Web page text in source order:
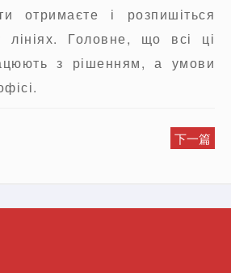
отримаєте і розпишіться
лініях. Головне, що всі ці
з рішенням, а умови
下一篇